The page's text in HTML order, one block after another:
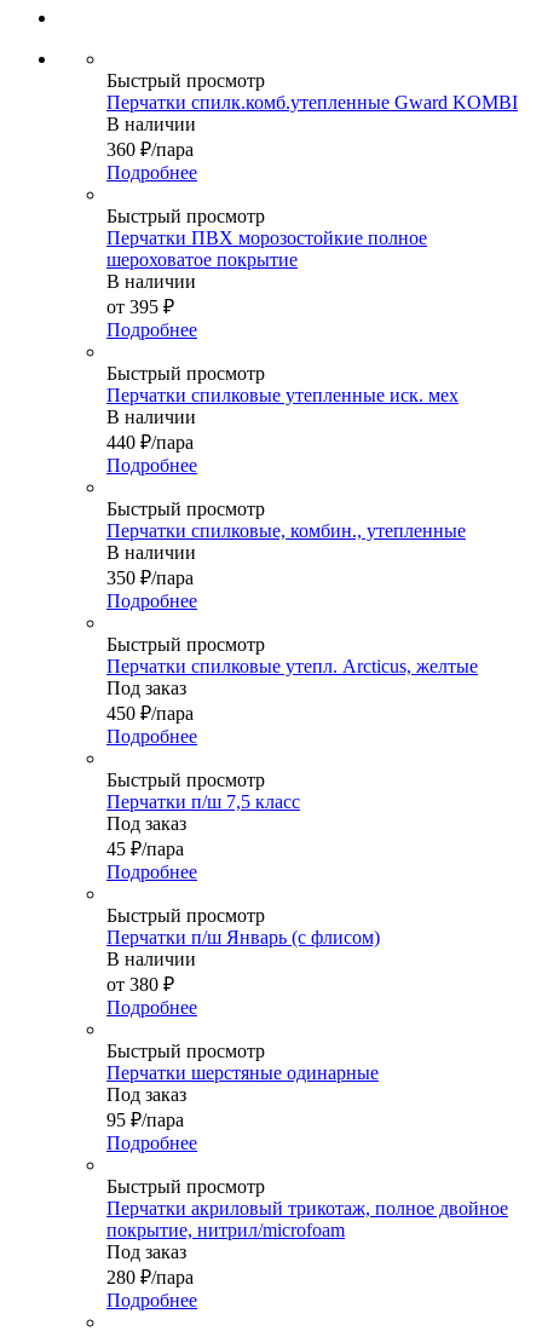
Быстрый просмотр
Перчатки спилк.комб.утепленные Gward KOMBI
В наличии
360 ₽/пара
Подробнее
Быстрый просмотр
Перчатки ПВХ морозостойкие полное
шероховатое покрытие
В наличии
от 395 ₽
Подробнее
Быстрый просмотр
Перчатки спилковые утепленные иск. мех
В наличии
440 ₽/пара
Подробнее
Быстрый просмотр
Перчатки спилковые, комбин., утепленные
В наличии
350 ₽/пара
Подробнее
Быстрый просмотр
Перчатки спилковые утепл. Arcticus, желтые
Под заказ
450 ₽/пара
Подробнее
Быстрый просмотр
Перчатки п/ш 7,5 класс
Под заказ
45 ₽/пара
Подробнее
Быстрый просмотр
Перчатки п/ш Январь (с флисом)
В наличии
от 380 ₽
Подробнее
Быстрый просмотр
Перчатки шерстяные одинарные
Под заказ
95 ₽/пара
Подробнее
Быстрый просмотр
Перчатки акриловый трикотаж, полное двойное
покрытие, нитрил/microfoam
Под заказ
280 ₽/пара
Подробнее